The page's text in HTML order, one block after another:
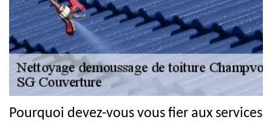
Pourquoi devez-vous vous fier aux services